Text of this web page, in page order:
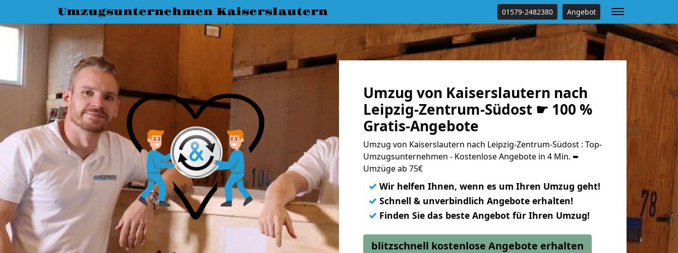
Umzugsunternehmen Kaiserslautern 01579-2482380 Angebot
Umzug von Kaiserslautern nach
Leipzig-Zentrum-Südost ☛ 100 %
Gratis-Angebote
Umzug von Kaiserslautern nach Leipzig-Zentrum-Südost : Top-
Umzugsunternehmen - Kostenlose Angebote in 4 Min. ➨
Umzüge ab 75€
✓ Wir helfen Ihnen, wenn es um Ihren Umzug geht!
✓ Schnell & unverbindlich Angebote erhalten!
✓ Finden Sie das beste Angebot für Ihren Umzug!
blitzschnell kostenlose Angebote erhalten